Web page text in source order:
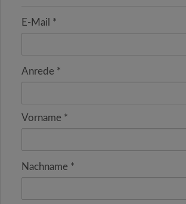
E-Mail
Anrede
Vorname
Nachname